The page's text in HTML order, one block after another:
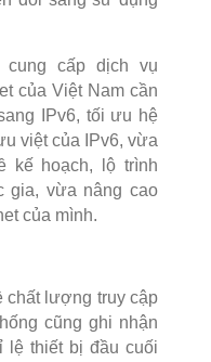
cung cấp dịch vụ
của Việt Nam cần
IPv6, tối ưu hệ
việt của IPv6, vừa
kế hoạch, lộ trình
gia, vừa nâng cao
của mình.
chất lượng truy cập
cũng ghi nhận
lệ thiết bị đầu cuối